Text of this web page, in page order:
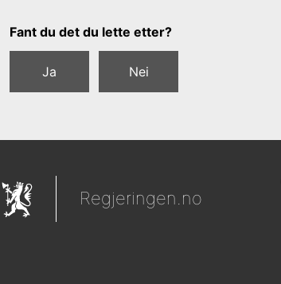
Tilbakemeldingsskjema
Fant du det du lette etter?
Ja Nei
Regjeringen.no